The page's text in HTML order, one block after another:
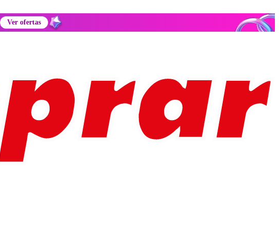
Ver ofertas